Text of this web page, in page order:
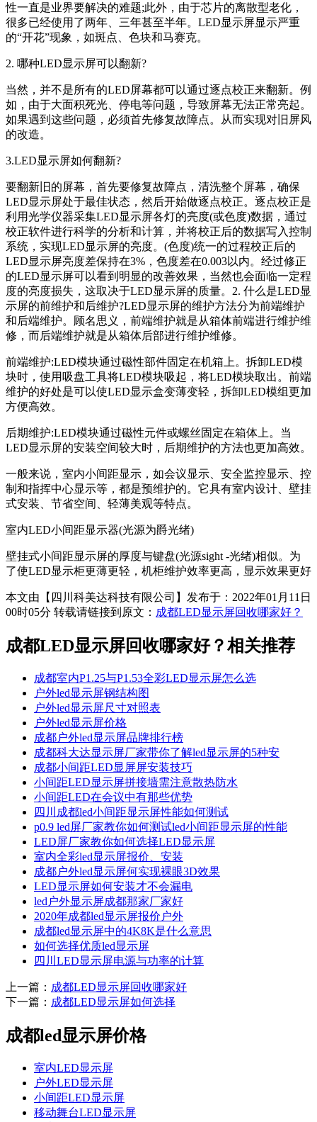
性一直是业界要解决的难题;此外，由于芯片的离散型老化，
很多已经使用了两年、三年甚至半年。LED显示屏显示严重
的“开花”现象，如斑点、色块和马赛克。
2. 哪种LED显示屏可以翻新?
当然，并不是所有的LED屏幕都可以通过逐点校正来翻新。例
如，由于大面积死光、停电等问题，导致屏幕无法正常亮起。
如果遇到这些问题，必须首先修复故障点。从而实现对旧屏风
的改造。
3.LED显示屏如何翻新?
要翻新旧的屏幕，首先要修复故障点，清洗整个屏幕，确保
LED显示屏处于最佳状态，然后开始做逐点校正。逐点校正是
利用光学仪器采集LED显示屏各灯的亮度(或色度)数据，通过
校正软件进行科学的分析和计算，并将校正后的数据写入控制
系统，实现LED显示屏的亮度。(色度)统一的过程校正后的
LED显示屏亮度差保持在3%，色度差在0.003以内。经过修正
的LED显示屏可以看到明显的改善效果，当然也会面临一定程
度的亮度损失，这取决于LED显示屏的质量。2. 什么是LED显
示屏的前维护和后维护?LED显示屏的维护方法分为前端维护
和后端维护。顾名思义，前端维护就是从箱体前端进行维护维
修，而后端维护就是从箱体后部进行维护维修。
前端维护:LED模块通过磁性部件固定在机箱上。拆卸LED模
块时，使用吸盘工具将LED模块吸起，将LED模块取出。前端
维护的好处是可以使LED显示盒变薄变轻，拆卸LED模组更加
方便高效。
后期维护:LED模块通过磁性元件或螺丝固定在箱体上。当
LED显示屏的安装空间较大时，后期维护的方法也更加高效。
一般来说，室内小间距显示，如会议显示、安全监控显示、控
制和指挥中心显示等，都是预维护的。它具有室内设计、壁挂
式安装、节省空间、轻薄美观等特点。
室内LED小间距显示器(光源为爵光绪)
壁挂式小间距显示屏的厚度与键盘(光源sight -光绪)相似。为
了使LED显示柜更薄更轻，机柜维护效率更高，显示效果更好
本文由【四川科美达科技有限公司】发布于：2022年01月11日
00时05分 转载请链接到原文： 成都LED显示屏回收哪家好？
成都LED显示屏回收哪家好？相关推荐
成都室内P1.25与P1.53全彩LED显示屏怎么选
户外led显示屏钢结构图
户外led显示屏尺寸对照表
户外led显示屏价格
成都户外led显示屏品牌排行榜
成都科大达显示屏厂家带你了解led显示屏的5种安
成都小间距LED显屏屏安装技巧
小间距LED显示屏拼接墙需注意散热防水
小间距LED在会议中有那些优势
四川成都led小间距显示屏性能如何测试
p0.9 led屏厂家教你如何测试led小间距显示屏的性能
LED屏厂家教你如何选择LED显示屏
室内全彩led显示屏报价、安装
成都户外led显示屏何实现裸眼3D效果
LED显示屏如何安装才不会漏电
led户外显示屏成都那家厂家好
2020年成都led显示屏报价户外
成都led显示屏中的4K8K是什么意思
如何选择优质led显示屏
四川LED显示屏电源与功率的计算
上一篇： 成都LED显示屏回收哪家好
下一篇： 成都LED显示屏如何选择
成都led显示屏价格
室内LED显示屏
户外LED显示屏
小间距LED显示屏
移动舞台LED显示屏